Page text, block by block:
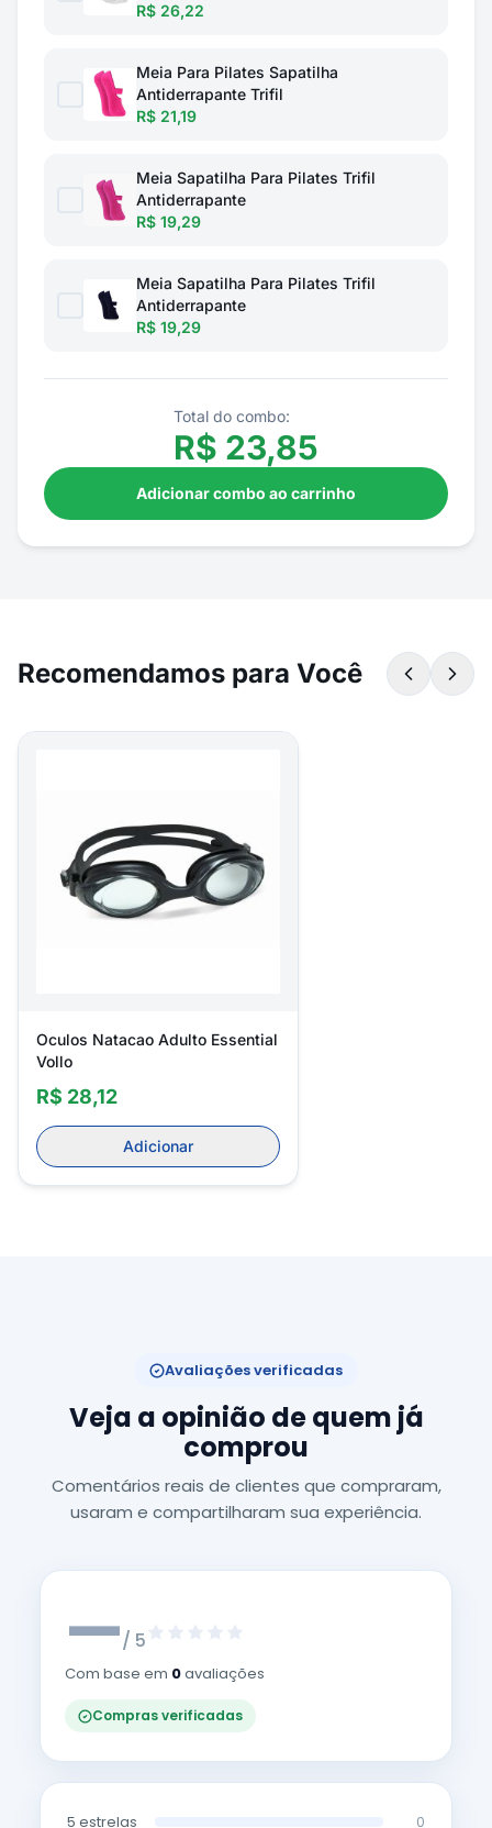
R$ 26,22
Meia Para Pilates Sapatilha
Antiderrapante Trifil
R$ 21,19
Meia Sapatilha Para Pilates Trifil
Antiderrapante
R$ 19,29
Meia Sapatilha Para Pilates Trifil
Antiderrapante
R$ 19,29
Total do combo:
R$ 23,85
Adicionar combo ao carrinho
Recomendamos para Você
Oculos Natacao Adulto Essential
Vollo
R$ 28,12
Adicionar
Avaliações verificadas
Veja a opinião de quem já
comprou
Comentários reais de clientes que compraram,
usaram e compartilharam sua experiência.
—/ 5
Com base em 0avaliações
Compras verificadas
5 estrelas 0